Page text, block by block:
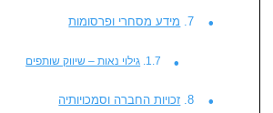
מידע מסחרי ופרסומות
גילוי נאות – שיווק שותפים
זכויות החברה וסמכויותיה